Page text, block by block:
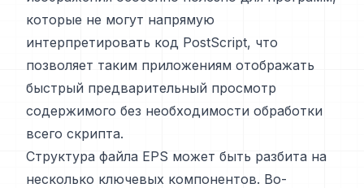
которые не могут напрямую
интерпретировать код PostScript, что
позволяет таким приложениям отображать
быстрый предварительный просмотр
содержимого без необходимости обработки
всего скрипта.
Структура файла EPS может быть разбита на
несколько ключевых компонентов. Во-